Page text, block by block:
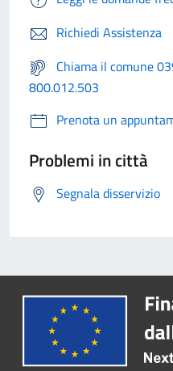
Richiedi Assistenza
Chiama il comune
800.012.503
Prenota un
Problemi in città
Segnala disservizio